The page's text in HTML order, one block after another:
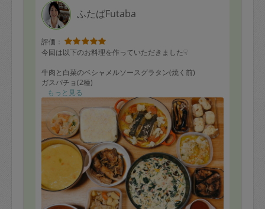
ふたばFutaba
評価：
今回は以下のお料理を作っていただきました☟
牛肉と白菜のベシャメルソースグラタン(焼く前)
ガスパチョ(2種)
シラスと白菜のパスタソース
キャベツと挽肉のチャンプルー
ちくわと野菜のかき揚げ(カボチャ、人参)＋天汁
カレイのアクアパッツァ
豚と野菜のうま煮
揚げナスとキノコのマリネ
ブリのブルーベリー醤油
マンタと白菜のクリーム
ブリの照り焼き
豆腐とカリフラワーのチーズハンバーグ
鶏とカボチャのクリームシチュー
豚とほうれん草のクリームパスタソース
もっと見る